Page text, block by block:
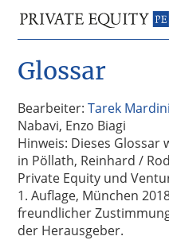
Hauptnavigation
springen
Inhalt
springen
Private
Equity
Das
für
Private
Equity-
Branche
–
Investment
Funds
I
M&A
Glossar
Bearbeiter:Tarek Mardini
Nabavi, Enzo Biagi
Hinweis: Dieses
in Pöllath, Reinhard /
Private Equity und
1. Auflage, München
freundlicher
der Herausgeber.